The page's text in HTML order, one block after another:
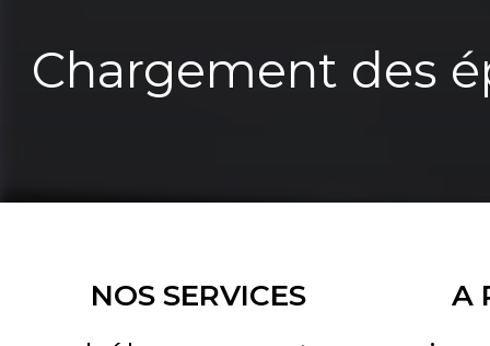
Chargement des
NOS SERVICES A